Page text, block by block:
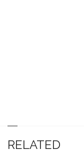
RELATED